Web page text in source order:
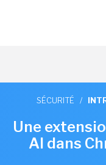
SÉCURITÉ /
Une
AI dans